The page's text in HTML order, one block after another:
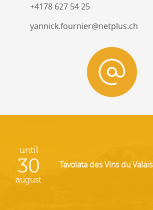
+4178 627 54 25
yannick.fournier@netplus.ch
until
30
august
Tavolata des Vins du Valais